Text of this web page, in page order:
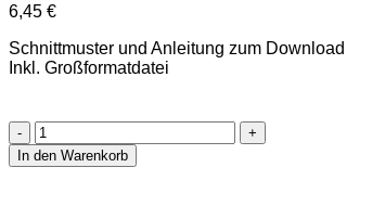
6,45 €
Schnittmuster und Anleitung zum Download
Inkl. Großformatdatei
Fairy
Flügel
[Digital]
In den Warenkorb